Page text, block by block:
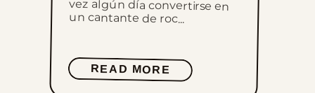
un cantante de roc...
READ MORE